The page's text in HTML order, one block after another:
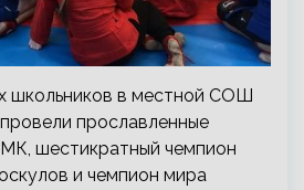
школьников в местной СОШ
прославленные
шестикратный чемпион
и чемпион мира